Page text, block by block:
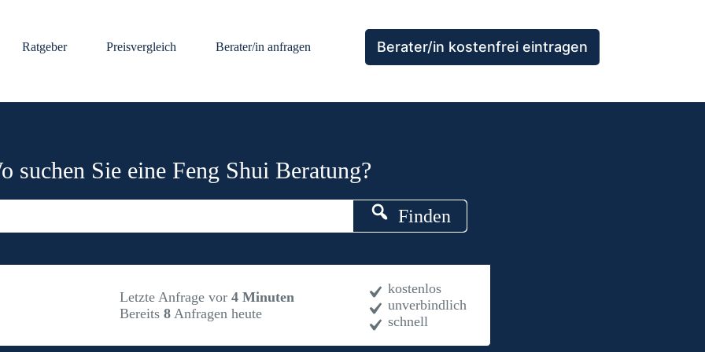
Ratgeber
Preisvergleich Berater/in anfragen Berater/in kostenfrei eintragen
suchen Sie eine Feng Shui Beratung?
Finden
Letzte Anfrage vor 4 Minuten
Bereits 8 Anfragen heute
kostenlos
unverbindlich
schnell